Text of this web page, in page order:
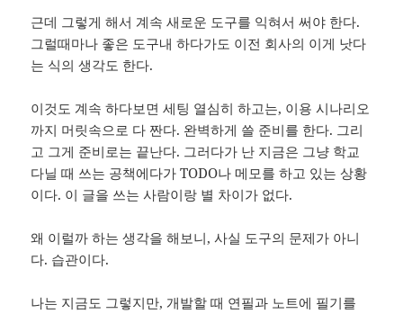
근데 그렇게 해서 계속 새로운 도구를 익혀서 써야 한다.
그럴때마나 좋은 도구내 하다가도 이전 회사의 이게 낫다
는 식의 생각도 한다.
이것도 계속 하다보면 세팅 열심히 하고는, 이용 시나리오
까지 머릿속으로 다 짠다. 완벽하게 쓸 준비를 한다. 그리
고 그게 준비로는 끝난다. 그러다가 난 지금은 그냥 학교
다닐 때 쓰는 공책에다가 TODO나 메모를 하고 있는 상황
이다. 이 글을 쓰는 사람이랑 별 차이가 없다.
왜 이럴까 하는 생각을 해보니, 사실 도구의 문제가 아니
다. 습관이다.
나는 지금도 그렇지만, 개발할 때 연필과 노트에 필기를